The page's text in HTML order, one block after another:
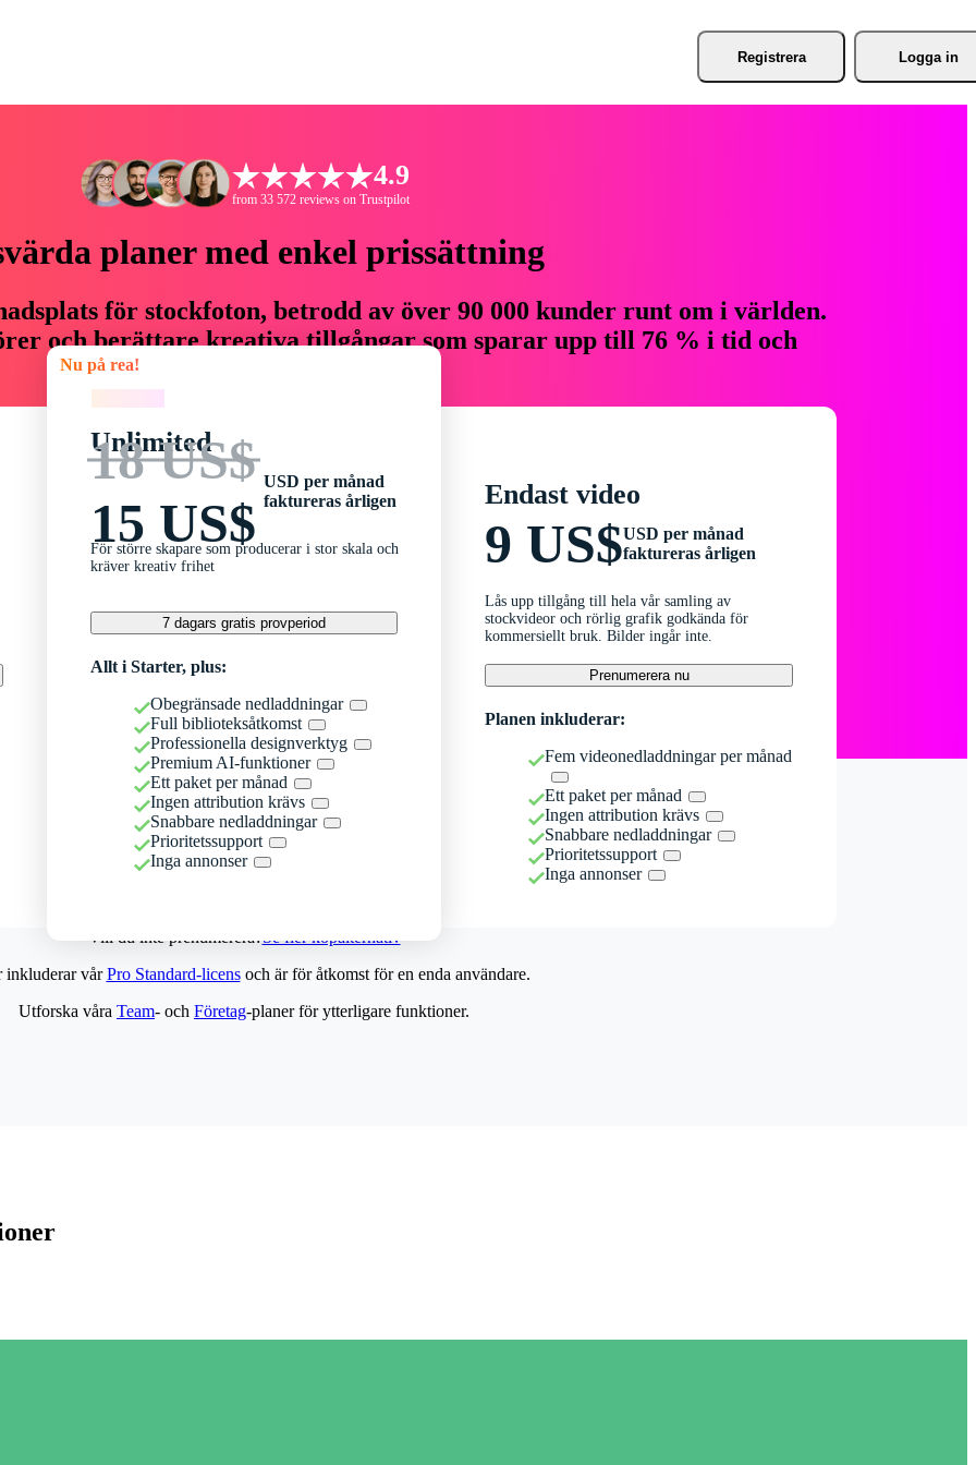
Registrera Logga in
4.9
from 33 572 reviews on Trustpilot
planer med enkel prissättning
för stockfoton, betrodd av över 90 000 kunder runt om i världen.
och berättare kreativa tillgångar som sparar upp till 76 % i tid och
Nu på rea!
Unlimited
18 US$
15 US$
USD per månad
faktureras årligen
För större skapare som producerar i stor skala och
kräver kreativ frihet
7 dagars gratis provperiod
Allt i Starter, plus:
Obegränsade nedladdningar
Full biblioteksåtkomst
Professionella designverktyg
Premium AI-funktioner
Ett paket per månad
Ingen attribution krävs
Snabbare nedladdningar
Prioritetssupport
Inga annonser
Endast video
9 US$USD per månad
faktureras årligen
Lås upp tillgång till hela vår samling av
stockvideor och rörlig grafik godkända för
kommersiellt bruk. Bilder ingår inte.
Prenumerera nu
Planen inkluderar:
Fem videonedladdningar per månad
Ett paket per månad
Ingen attribution krävs
Snabbare nedladdningar
Prioritetssupport
Inga annonser
Vill du inte prenumerera?Se fler köpalternativ
inkluderar vårPro Standard-licensoch är för åtkomst för en enda användare.
Utforska våra Team- och Företag-planer för ytterligare funktioner.